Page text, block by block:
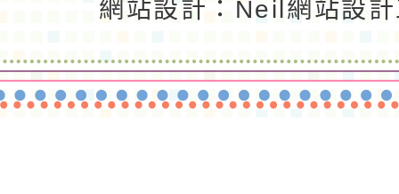
網站設計：Neil網站設